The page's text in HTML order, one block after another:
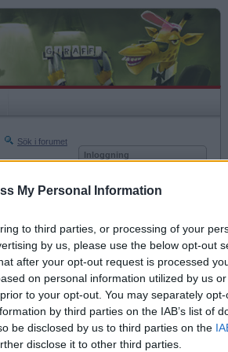
My Personal Information
to third parties, or processing of your
by us, please use the below opt-out
after your opt-out request is processed
on personal information utilized by us
to your opt-out. You may separately
by third parties on the IAB’s list of
be disclosed by us to third parties on the
disclose it to other third parties.
Sök i forumet
Nästa sida »
2017-02-20 21:34
2017-02-20 21:55
Inloggning
Kom ihåg mig
Glömt ditt lösenord?
Få ny aktiveringslänk
Betapet är gratis!